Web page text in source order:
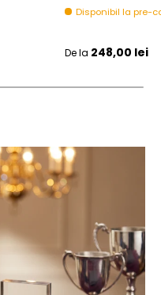
Disponibil la pre-
Pret initial
De la 248,00 lei